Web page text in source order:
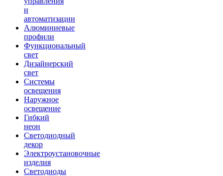
и
автоматизации
Алюминиевые
профили
Функциональный
свет
Дизайнерский
свет
Системы
освещения
Наружное
освещение
Гибкий
неон
Светодиодный
декор
Электроустановочные
изделия
Светодиоды